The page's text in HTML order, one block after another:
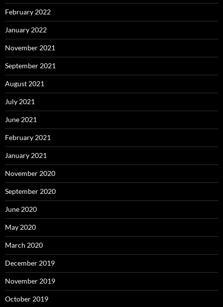
February 2022
January 2022
November 2021
September 2021
August 2021
July 2021
June 2021
February 2021
January 2021
November 2020
September 2020
June 2020
May 2020
March 2020
December 2019
November 2019
October 2019